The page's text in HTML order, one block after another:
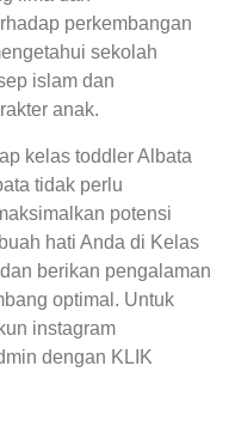
perkembangan
sekolah
islam dan
anak.
kelas toddler Albata
tidak perlu
potensi
hati Anda di Kelas
berikan pengalaman
optimal. Untuk
instagram
dengan KLIK